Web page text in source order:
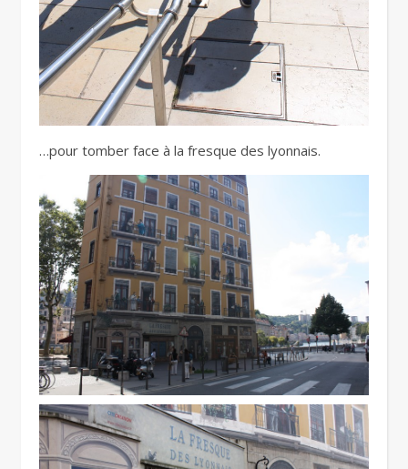
…pour tomber face à la fresque des lyonnais.